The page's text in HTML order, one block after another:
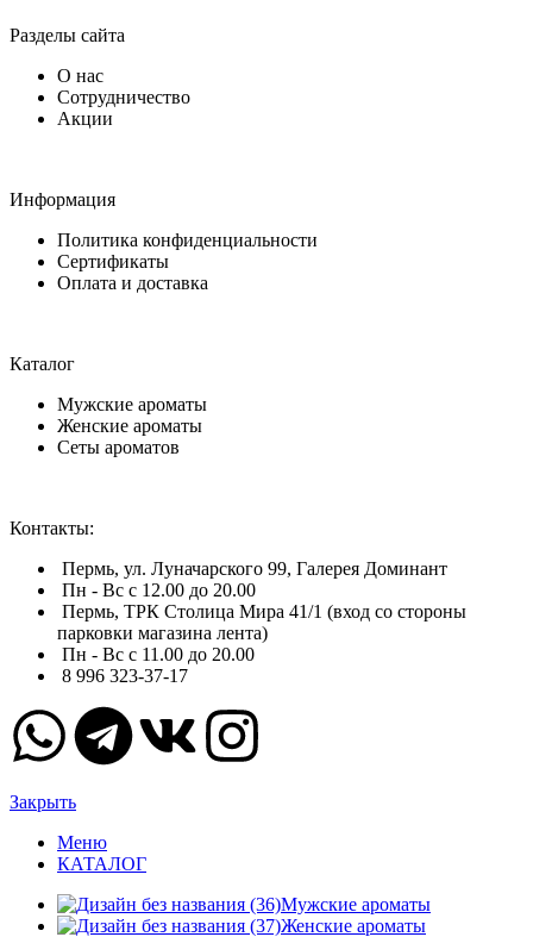
Разделы сайта
О нас
Сотрудничество
Акции
Информация
Политика конфиденциальности
Сертификаты
Оплата и доставка
Каталог
Мужские ароматы
Женские ароматы
Сеты ароматов
Контакты:
Пермь, ул. Луначарского 99, Галерея Доминант
Пн - Вс с 12.00 до 20.00
Пермь, ТРК Столица Мира 41/1 (вход со стороны
парковки магазина лента)
Пн - Вс с 11.00 до 20.00
8 996 323-37-17
Закрыть
Меню
КАТАЛОГ
Мужские ароматы
Женские ароматы